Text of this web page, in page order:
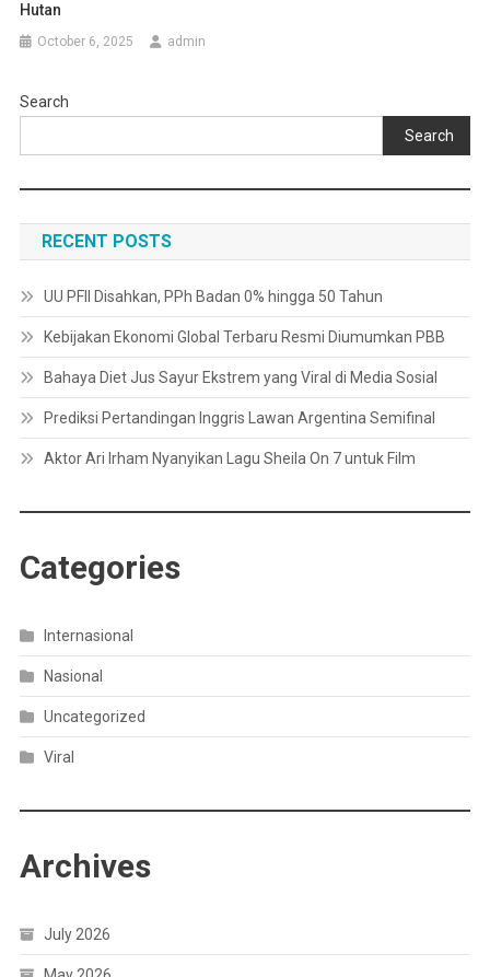
Hutan
October 6, 2025 admin
Search
Search
RECENT POSTS
UU PFII Disahkan, PPh Badan 0% hingga 50 Tahun
Kebijakan Ekonomi Global Terbaru Resmi Diumumkan PBB
Bahaya Diet Jus Sayur Ekstrem yang Viral di Media Sosial
Prediksi Pertandingan Inggris Lawan Argentina Semifinal
Aktor Ari Irham Nyanyikan Lagu Sheila On 7 untuk Film
Categories
Internasional
Nasional
Uncategorized
Viral
Archives
July 2026